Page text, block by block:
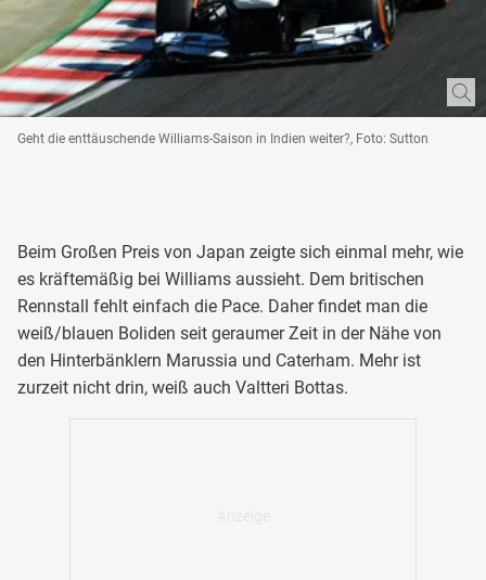
Geht die enttäuschende Williams-Saison in Indien weiter?, Foto: Sutton
Beim Großen Preis von Japan zeigte sich einmal mehr, wie
es kräftemäßig bei Williams aussieht. Dem britischen
Rennstall fehlt einfach die Pace. Daher findet man die
weiß/blauen Boliden seit geraumer Zeit in der Nähe von
den Hinterbänklern Marussia und Caterham. Mehr ist
zurzeit nicht drin, weiß auch Valtteri Bottas.